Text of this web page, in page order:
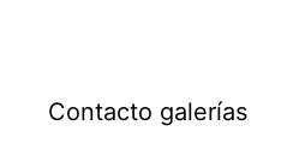
Contacto galerías